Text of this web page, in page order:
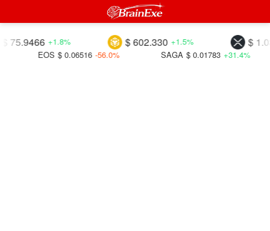
$ 1.03697
$ 602.330 +1.5%
+1.8%
$ 0.01783 +31.4%
$ 0.06516 -56.0%